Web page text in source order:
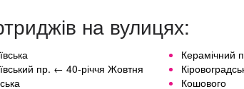
на вулицях:
пр. ← 40-річчя Жовтня
Керамічний
Кошового